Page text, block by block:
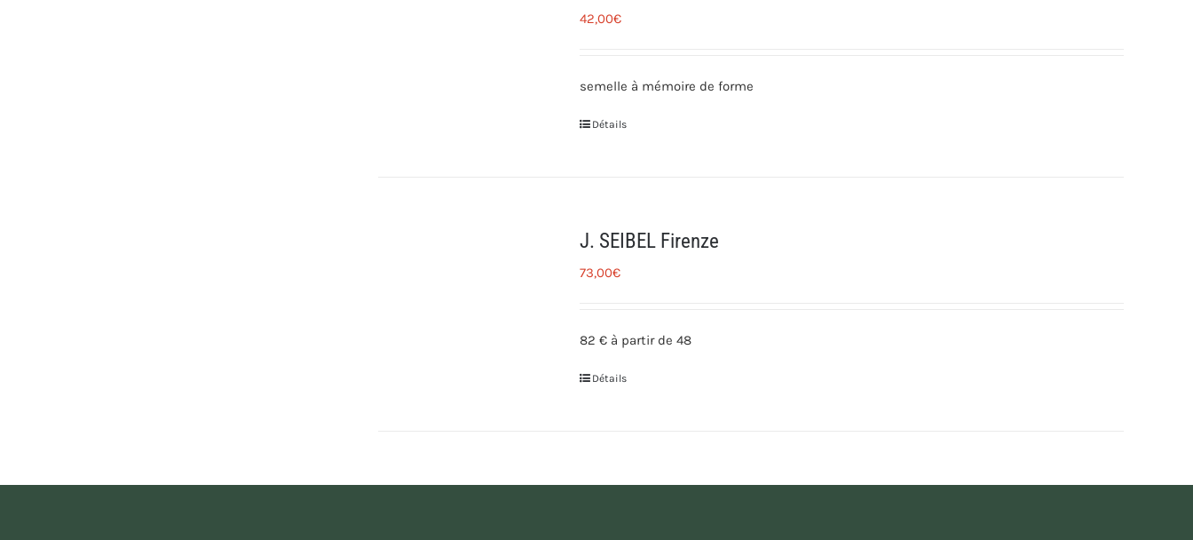
42,00€
semelle à mémoire de forme
Détails
J. SEIBEL Firenze
73,00€
82 € à partir de 48
Détails